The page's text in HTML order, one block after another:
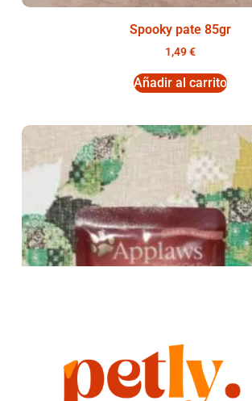
Spooky pate 85gr
1,49€
Añadir al carrito